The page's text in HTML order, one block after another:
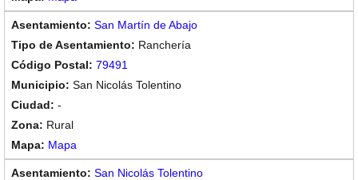
San Martín de Abajo
Ranchería
79491
San Nicolás Tolentino
-
Rural
Mapa
San Nicolás Tolentino